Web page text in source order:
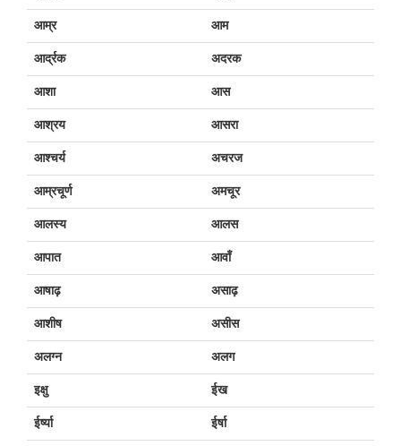
आम्र आम
आर्द्रक अदरक
आशा आस
आश्रय आसरा
आश्चर्य अचरज
आम्रचूर्ण अमचूर
आलस्य आलस
आपात आवाँ
आषाढ़ असाढ़
आशीष असीस
अलग्न अलग
इक्षु ईख
ईर्ष्या ईर्षा